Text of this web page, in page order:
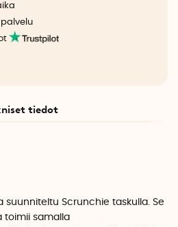
tiedot
suunniteltu Scrunchie taskulla. Se
toimii samalla